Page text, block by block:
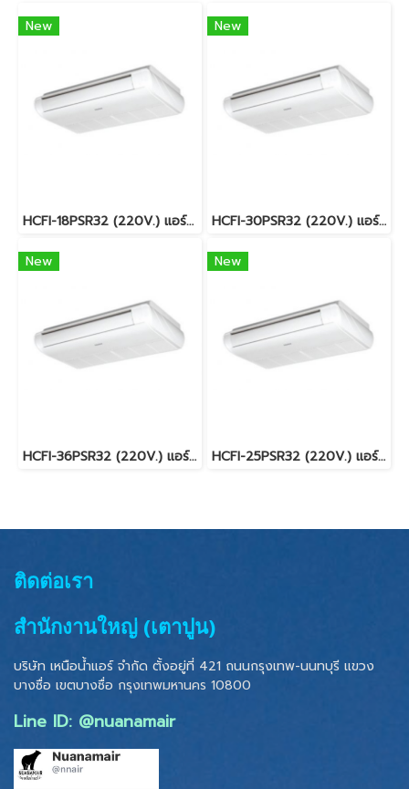
New
HCFI-18PSR32 (220V.) แอร์ไฮเออร์ Haier Gale Cool Plus เครื่องปรับอากาศแบบตั้งแขวน Inverter R32 19,461 BTU. พร้อมบริการติดตั้ง
New
HCFI-30PSR32 (220V.) แอร์ไฮเออร์ Haier Gale Cool Plus เครื่องปรับอากาศแบบตั้งแขวน Inverter R32 30,070 BTU. พร้อมบริการติดตั้ง
New
HCFI-36PSR32 (220V.) แอร์ไฮเออร์ Haier Gale Cool Plus เครื่องปรับอากาศแบบตั้งแขวน Inverter R32 36,915 BTU. พร้อมบริการติดตั้ง
New
HCFI-25PSR32 (220V.) แอร์ไฮเออร์ Haier Gale Cool Plus เครื่องปรับอากาศแบบตั้งแขวน Inverter R32 25,000 BTU. พร้อมบริการติดตั้ง
ติดต่อเรา
สำนักงานใหญ่ (เตาปูน)
บริษัท เหนือน้ำแอร์ จำกัด ตั้งอยู่ที่ 421 ถนนกรุงเทพ-นนทบุรี แขวง
บางซื่อ เขตบางซื่อ กรุงเทพมหานคร 10800
Line ID: @nuanamair